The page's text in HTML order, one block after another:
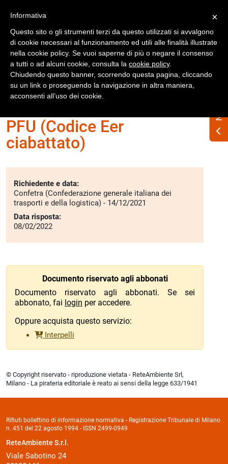
Accedi
Home Interpelli Pneumatici fuori uso (Pfu)
PFU (Codice Eer
ciabattato)
Richiedente e data:
Confetra (Confederazione generale italiana dei
trasporti e della logistica) - 14/12/2021
Data risposta:
08/02/2022
Documento riservato agli abbonati
Documento riservato agli abbonati. Se sei
abbonato, fai login per accedere.
Oppure acquista questo servizio:
Interpelli
© Copyright riservato - riproduzione vietata - ReteAmbiente Srl,
Milano - La pirateria editoriale è reato ai sensi della legge 633/1941
Rifiuti bollettino di informazione normativa - Registrazione Tribunale di Milano
n. 451 del 22 agosto 1994 - ISSN 2499-0949
ReteAmbiente S.r.l.
Viale Sabotino 24
×
Informativa
Questo sito o gli strumenti terzi da questo utilizzati si avvalgono
di cookie necessari al funzionamento ed utili alle finalità illustrate
nella cookie policy. Se vuoi saperne di più o negare il consenso
a tutti o ad alcuni cookie, consulta la cookie policy.
Chiudendo questo banner, scorrendo questa pagina, cliccando
su un link o proseguendo la navigazione in altra maniera,
acconsenti all’uso dei cookie.